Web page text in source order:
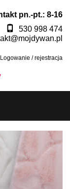
pn.-pt.: 8-16
530 998 474
Logowanie / rejestracja